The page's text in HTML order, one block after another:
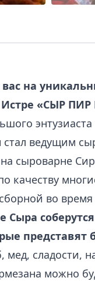
на
«СЫР
стал ведущим
сыроварне
качеству
во
Сыра
представят
мед,
можно